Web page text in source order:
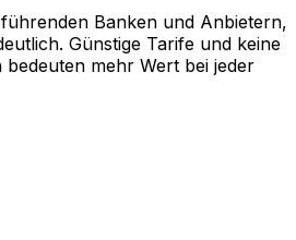
Banken und Anbietern,
Günstige Tarife und keine
mehr Wert bei jeder